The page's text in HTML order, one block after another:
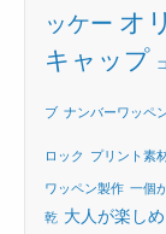
ッケー オ
キャップ
ブ ナンバーワッペ
ロック プリント素
ワッペン製作 一個
乾 大人が楽し